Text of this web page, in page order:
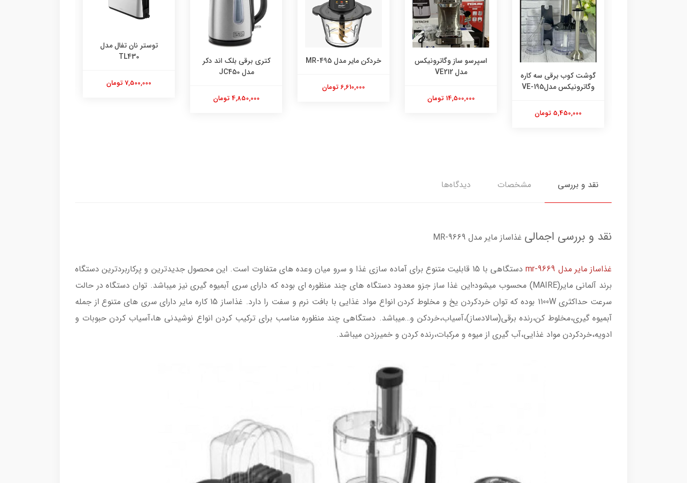
گوشت کوب برقی سه کاره
اسپرسو ساز وگاترونیکس
مدل VE212
خردکن مایر مدل MR-495
کتری برقی بلک اند دکر
توستر نان تفال مدل
توستر نان تفال مدل
نقد و بررسی مشخصات دیدگاه‌ها
نقد و بررسی اجمالی غذاساز مایر مدل MR-9669
غذاساز مایر مدل mr-9669
دستگاهی با 15 قابلیت متنوع برای آماده سازی غذا و سرو میان وعده های متفاوت است. این محصول جدیدترین و پرکاربردترین دستگاه
برند آلمانی مایر(MAIRE) محسوب میشود؛این غذا ساز جزو معدود دستگاه های چند منظوره ای بوده که دارای سری آبمیوه گیری نیز میباشد. توان دستگاه در حالت
سرعت حداکثری 1100W بوده که توان خردکردن یخ و مخلوط کردن انواع مواد غذایی با بافت نرم و سفت را دارد. غذاساز 15 کاره مایر دارای سری های متنوع از جمله
آبمیوه گیری،مخلوط کن،رنده برقی(سالادساز)،آسیاب،خردکن و…میباشد. دستگاهی چند منظوره مناسب برای ترکیب کردن انواع نوشیدنی ها،آسیاب کردن حبوبات و
ادویه،خردکردن مواد غذایی،آب گیری از میوه و مرکبات،رنده کردن و خمیرزدن میباشد.